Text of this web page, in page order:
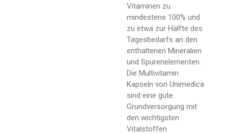
Vitaminen zu
mindestens 100% und
zu etwa zur Hälfte des
Tagesbedarfs an den
enthaltenen Mineralien
und Spurenelementen.
Die Multivitamin
Kapseln von Unimedica
sind eine gute
Grundversorgung mit
den wichtigsten
Vitalstoffen